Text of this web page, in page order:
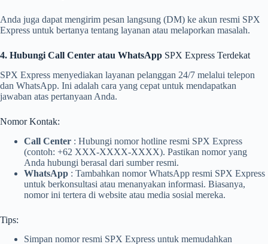
Anda juga dapat mengirim pesan langsung (DM) ke akun resmi SPX
Express untuk bertanya tentang layanan atau melaporkan masalah.
4. Hubungi Call Center atau WhatsApp SPX Express Terdekat
SPX Express menyediakan layanan pelanggan 24/7 melalui telepon
dan WhatsApp. Ini adalah cara yang cepat untuk mendapatkan
jawaban atas pertanyaan Anda.
Nomor Kontak:
Call Center : Hubungi nomor hotline resmi SPX Express
(contoh: +62 XXX-XXXX-XXXX). Pastikan nomor yang
Anda hubungi berasal dari sumber resmi.
WhatsApp : Tambahkan nomor WhatsApp resmi SPX Express
untuk berkonsultasi atau menanyakan informasi. Biasanya,
nomor ini tertera di website atau media sosial mereka.
Tips:
Simpan nomor resmi SPX Express untuk memudahkan